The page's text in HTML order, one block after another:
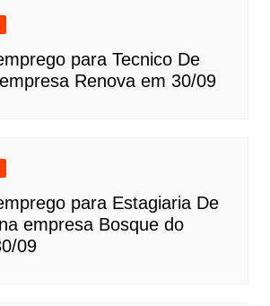
para Tecnico De
Renova em 30/09
para Estagiaria De
empresa Bosque do
09